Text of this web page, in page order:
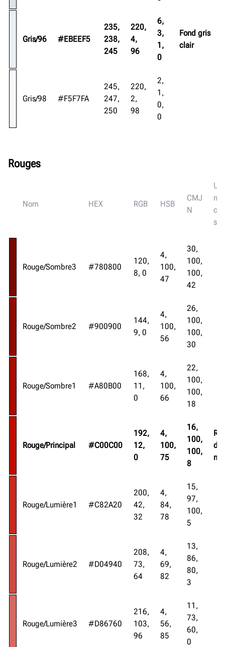
Gris/96 #EBEEF5
235,
238,
245
220,
4,
96
6,
3,
1,
0
Fond gris
clair
Gris/98 #F5F7FA
245,
247,
250
220,
2,
98
2,
1,
0,
0
Rouges
Nom HEX RGB HSB
CMJ
N
ns
s
Rouge/Sombre3 #780800
120,
8, 0
4,
100,
47
30,
100,
100,
42
Rouge/Sombre2 #900900
144,
9, 0
4,
100,
56
26,
100,
100,
30
Rouge/Sombre1 #A80B00
168,
11,
0
4,
100,
66
22,
100,
100,
18
Rouge/Principal #C00C00
192,
12,
0
4,
100,
75
16,
100,
100,
8
de
Rouge/Lumière1 #C82A20
200,
42,
32
4,
84,
78
15,
97,
100,
5
Rouge/Lumière2 #D04940
208,
73,
64
4,
69,
82
13,
86,
80,
3
Rouge/Lumière3 #D86760
216,
103,
96
4,
56,
85
11,
73,
60,
0